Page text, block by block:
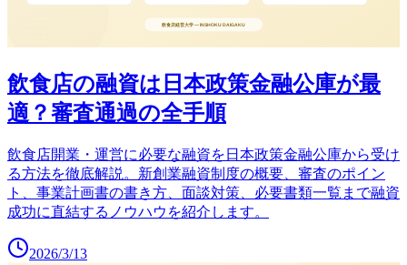
飲食店の融資は日本政策金融公庫が最
適？審査通過の全手順
飲食店開業・運営に必要な融資を日本政策金融公庫から受け
る方法を徹底解説。新創業融資制度の概要、審査のポイン
ト、事業計画書の書き方、面談対策、必要書類一覧まで融資
成功に直結するノウハウを紹介します。
2026/3/13